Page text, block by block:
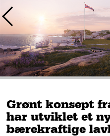
Grønt konsept
har utviklet et
bærekraftige